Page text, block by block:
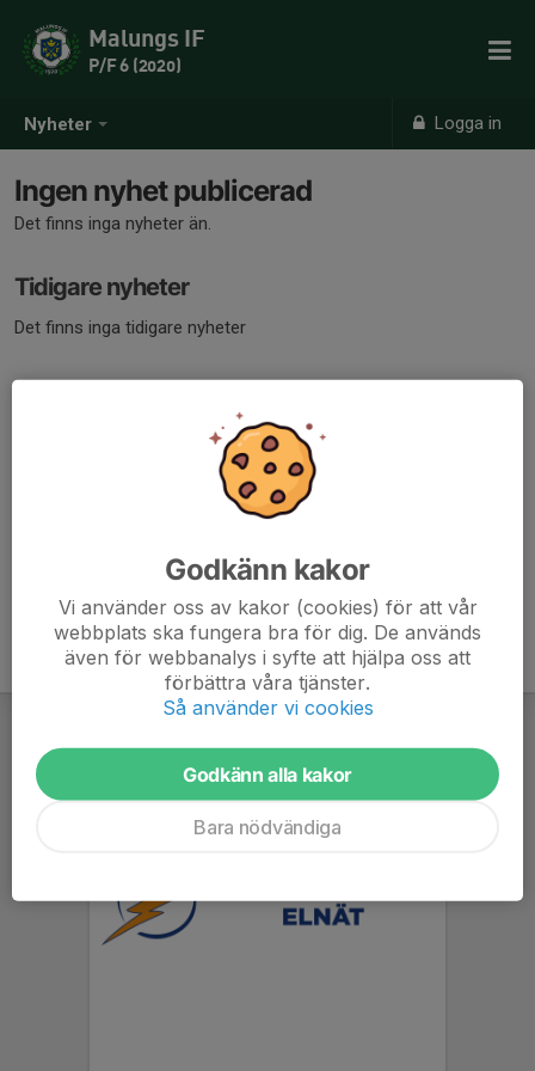
Nyheter Logga in
Malungs IF
P/F 6 (2020)
Ingen nyhet publicerad
Det finns inga nyheter än.
Tidigare nyheter
Det finns inga tidigare nyheter
Godkänn kakor
Vi använder oss av kakor (cookies) för att vår
webbplats ska fungera bra för dig. De används
även för webbanalys i syfte att hjälpa oss att
förbättra våra tjänster.
Så använder vi cookies
Godkänn alla kakor
Bara nödvändiga